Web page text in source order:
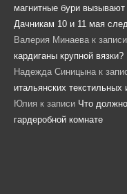
магнитные бури вызывают
Дачникам 10 и 11 мая
Валерия Минаева к записи
кардиганы крупной вязки?
Надежда Синицына к
итальянских текстильных
Юлия к записи Что
гардеробной комнате